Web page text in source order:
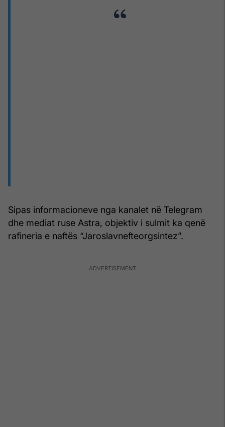
Sipas informacioneve nga kanalet në Telegram
dhe mediat ruse Astra, objektiv i sulmit ka qenë
rafineria e naftës “Jaroslavnefteorgsintez”.